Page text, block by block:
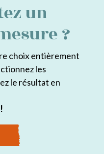
un
?
choix entièrement
les
le résultat en